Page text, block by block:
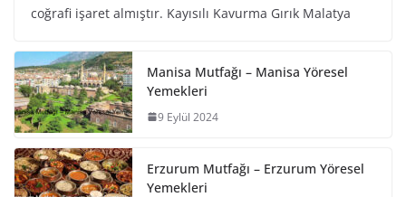
coğrafi işaret almıştır. Kayısılı Kavurma Gırık Malatya
Manisa Mutfağı – Manisa Yöresel
Yemekleri
9 Eylül 2024
Erzurum Mutfağı – Erzurum Yöresel
Yemekleri